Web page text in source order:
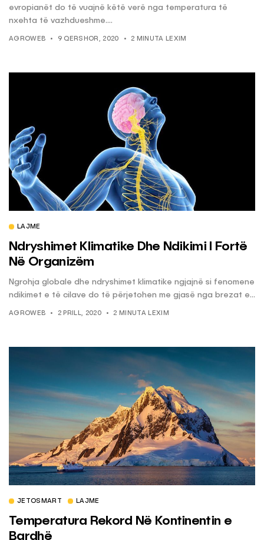
evropianët do të vuajnë këtë verë nga temperatura të
nxehta të vazhdueshme....
AGROWEB 9 QERSHOR, 2020 2 MINUTA LEXIM
LAJME
Ndryshimet Klimatike Dhe Ndikimi I Fortë
Në Organizëm
Ngrohja globale dhe ndryshimet klimatike ngjajnë si fenomene
ndikimet e të cilave do të përjetohen me gjasë nga brezat e...
AGROWEB 2 PRILL, 2020 2 MINUTA LEXIM
JETOSMART LAJME
Temperatura Rekord Në Kontinentin e
Bardhë